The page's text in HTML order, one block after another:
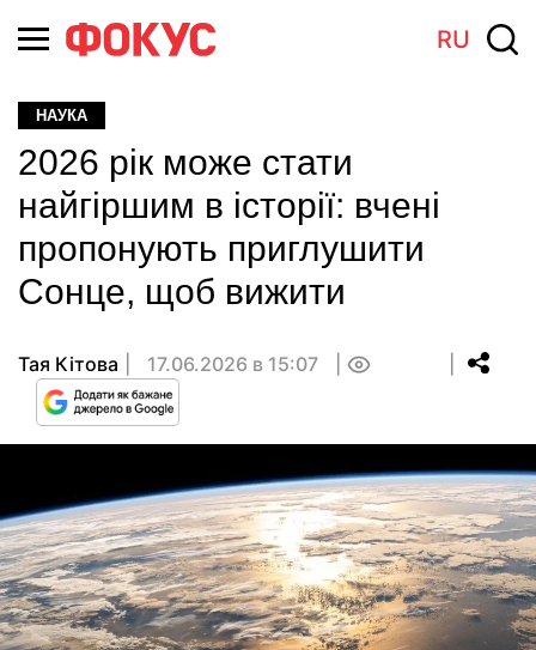
RU
НАУКА
2026 рік може стати
найгіршим в історії: вчені
пропонують приглушити
Сонце, щоб вижити
Тая Кітова 17.06.2026 в 15:07